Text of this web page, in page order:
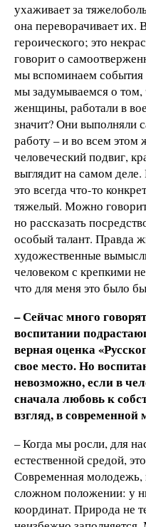
ухаживает за
она переворачивает их.
героического; это
говорит о
мы вспоминаем события
мы задумываемся о том,
женщины, работали в
значит? Они выполняли
работу – и во всем этом
человеческий подвиг,
выглядит на самом
это всегда что-то
тяжелый. Можно
но рассказать
особый талант. Правда
художественные
человеком с крепкими
что для меня это было
– Сейчас много
воспитании
верная оценка
свое место. Но
невозможно, если в
сначала любовь к
взгляд, в
– Когда мы росли, для
естественной средой,
Современная молодежь,
сложном положении: у
координат. Природа не